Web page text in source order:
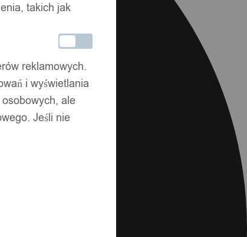
takich jak
reklamowych.
i wyświetlania
ale
Jeśli nie